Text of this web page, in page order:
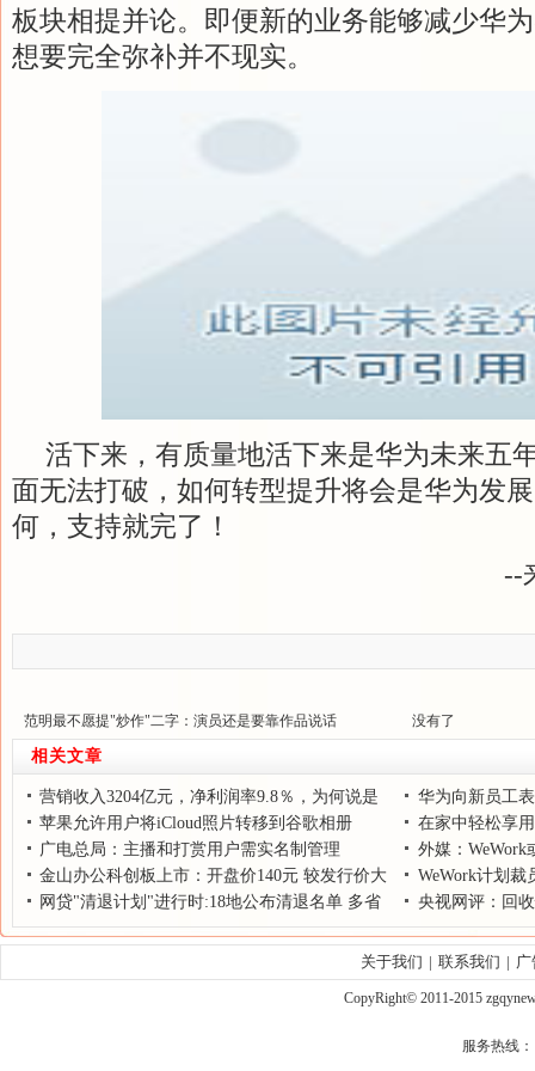
板块相提并论。即便新的业务能够减少华
想要完全弥补并不现实。
活下来，有质量地活下来是华为未来五
面无法打破，如何转型提升将会是华为发
何，支持就完了！
--来源于 腾
范明最不愿提"炒作"二字：演员还是要靠作品说话 没有了
相关文章
营销收入3204亿元，净利润率9.8％，为何说是
华为的艰难时刻？
华为向新员工
王座终将归来”
苹果允许用户将iCloud照片转移到谷歌相册
在家中轻松享
广电总局：主播和打赏用户需实名制管理
外媒：WeWork
数的1/3
金山办公科创板上市：开盘价140元 较发行价大
涨205%
WeWork计划裁
网贷"清退计划"进行时:18地公布清退名单 多省
一刀切
央视网评：回
关于我们 | 联系我们 | 广
CopyRight© 2011-2015
服务热线：